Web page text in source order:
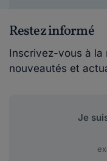
Restez informé
Inscrivez-vous à la
nouveautés et